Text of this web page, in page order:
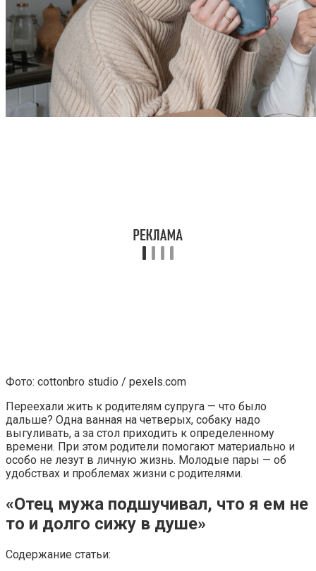
Фото: cottonbro studio / pexels.com
Переехали жить к родителям супруга — что было
дальше? Одна ванная на четверых, собаку надо
выгуливать, а за стол приходить к определенному
времени. При этом родители помогают материально и
особо не лезут в личную жизнь. Молодые пары — об
удобствах и проблемах жизни с родителями.
«Отец мужа подшучивал, что я ем не
то и долго сижу в душе»
Содержание статьи: